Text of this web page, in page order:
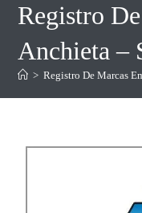
Registro
Anchieta –
> Registro De Marcas